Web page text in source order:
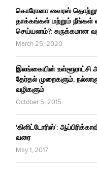
கொரோனா வைரஸ்
தாக்கங்கள் மற்றும் நீங்கள்
செய்யலாம்?: சுருக்கமான
March 25, 2020
இலங்கையின் உள்ளூராட்சி
தேர்தல் முறைகளும்,
வழிகளும்
October 5, 2015
‘கிளிட்டோரிஸ்’:
வரை
May 1, 2017